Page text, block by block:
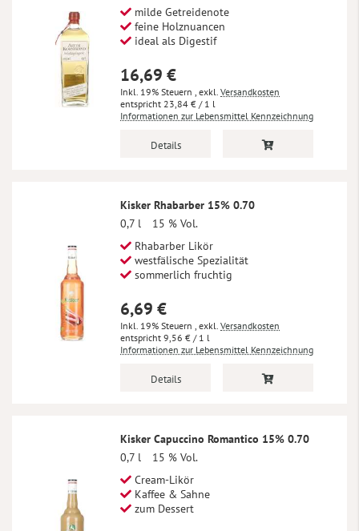
milde Getreidenote
feine Holznuancen
ideal als Digestif
16,69 €
Inkl. 19% Steuern , exkl. Versandkosten
23,84 € / 1 l
Informationen zur Lebensmittel Kennzeichnung
Details
Kisker Rhabarber 15% 0.70
0,7 l
15 % Vol.
Rhabarber Likör
westfälische Spezialität
sommerlich fruchtig
6,69 €
Inkl. 19% Steuern , exkl. Versandkosten
9,56 € / 1 l
Informationen zur Lebensmittel Kennzeichnung
Details
Kisker Capuccino Romantico 15% 0.70
0,7 l
15 % Vol.
Cream-Likör
Kaffee & Sahne
zum Dessert